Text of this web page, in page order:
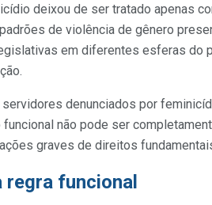
deixou de ser tratado apenas
de violência de gênero
em diferentes esferas do
denunciados por
não pode ser
graves de direitos
regra funcional